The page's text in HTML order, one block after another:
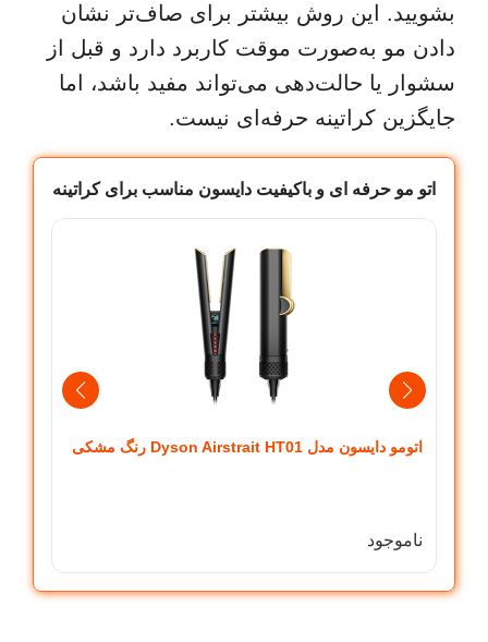
بشویید. این روش بیشتر برای صاف‌تر نشان
دادن مو به‌صورت موقت کاربرد دارد و قبل از
سشوار یا حالت‌دهی می‌تواند مفید باشد، اما
جایگزین کراتینه حرفه‌ای نیست.
اتو مو حرفه ای و باکیفیت دایسون مناسب برای کراتینه
اتومو دایسون مدل Dyson Airstrait HT01 رنگ مشکی
ناموجود